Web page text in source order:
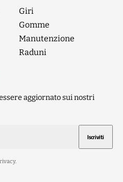
Giri
Gomme
Manutenzione
Raduni
aggiornato sui nostri
.